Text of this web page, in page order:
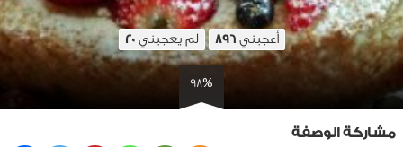
أعجبني896 لم يعجبني20
98%
مشاركة الوصفة